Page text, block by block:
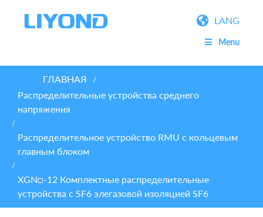
LANG
Menu
ГЛАВНАЯ /
Распределительные устройства среднего
напряжения
/
Распределительное устройство RMU с кольцевым
главным блоком
/
XGN□-12 Комплектные распределительные
устройства с SF6 элегазовой изоляцией SF6